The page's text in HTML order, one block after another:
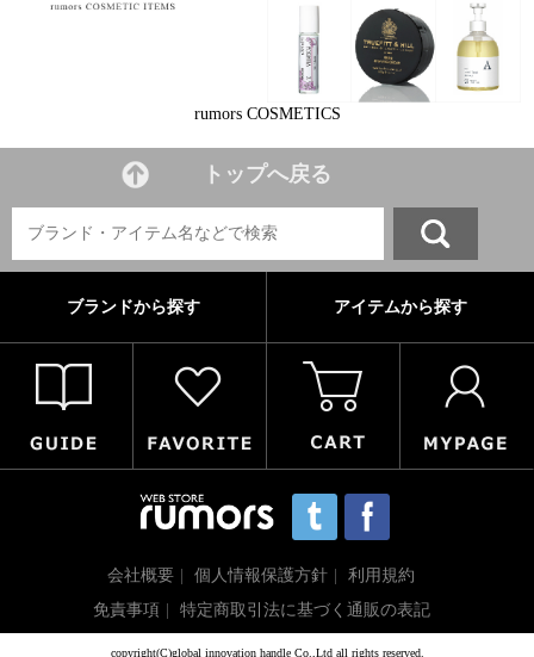
rumors COSMETICS
トップへ戻る
ブランドから探す アイテムから探す
会社概要 個人情報保護方針
利用規約
免責事項
特定商取引法に基づく通販の表記
copyright(C)global innovation handle Co.,Ltd all rights reserved.